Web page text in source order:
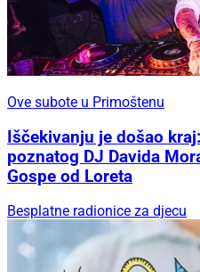
Ove subote u Primoštenu
Iščekivanju je došao
poznatog DJ Davida
Gospe od Loreta
Besplatne radionice za djecu